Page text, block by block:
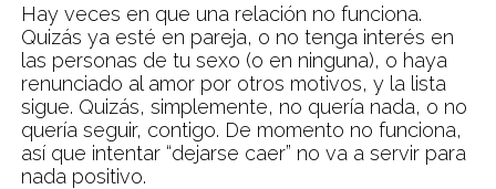
Hay veces en que una relación no funciona.
Quizás ya esté en pareja, o no tenga interés en
las personas de tu sexo (o en ninguna), o haya
renunciado al amor por otros motivos, y la lista
sigue. Quizás, simplemente, no quería nada, o no
quería seguir, contigo. De momento no funciona,
así que intentar “dejarse caer” no va a servir para
nada positivo.